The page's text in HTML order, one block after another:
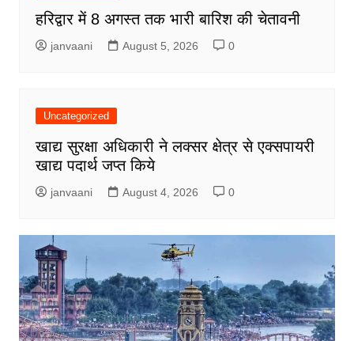
हरिद्वार में 8 अगस्त तक भारी बारिश की चेतावनी
janvaani August 5, 2026 0
Uncategorized
खाद्य सुरक्षा अधिकारी ने लक्सर क्षेत्र से एक्सपायरी
खाद्य पदार्थ जप्त किये
janvaani August 4, 2026 0